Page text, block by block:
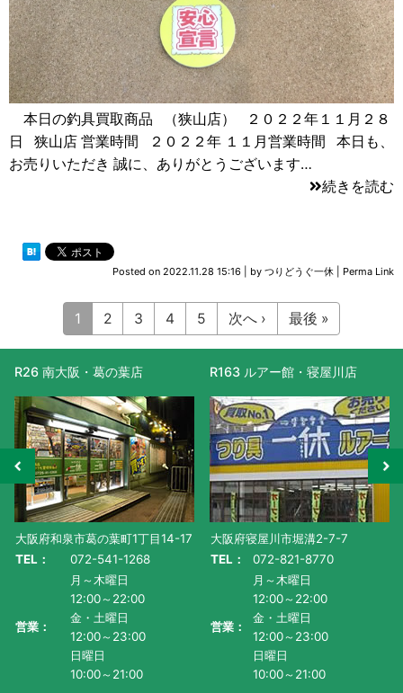
本日の釣具買取商品 （狭山店） ２０２２年１１月２８
日 狭山店 営業時間 ２０２２年 １１月営業時間 本日も、
お売りいただき 誠に、ありがとうございます…
続きを読む
Posted on 2022.11.28 15:16 by つりどうぐ一休 Perma Link
1 2 3 4 5 次へ › 最後 »
R163 ルアー館・寝屋川店
大阪府寝屋川市堀溝2-7-7
TEL：
072-821-8770
営業：
月～木曜日
12:00～22:00
金・土曜日
12:00～23:00
日曜日
10:00～21:00
R477 滋賀守山店
滋賀県守山市水保町1130番地-1
TEL：
077-585-5011
営業：
月～金曜日・祝
AM10:00～PM9:00
土曜日
AM9:00~PM9:00
日曜日
AM9:00～PM8:00